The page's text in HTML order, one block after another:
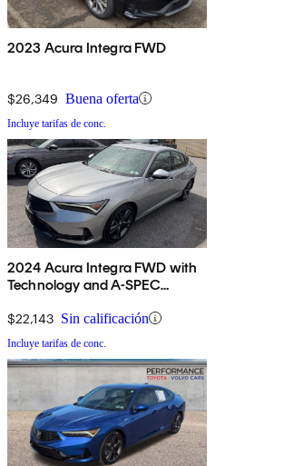
2023 Acura Integra FWD
$26,349 Buena oferta
Incluye tarifas de conc.
2024 Acura Integra FWD with
Technology and A-SPEC
$22,143 Sin calificación
Incluye tarifas de conc.